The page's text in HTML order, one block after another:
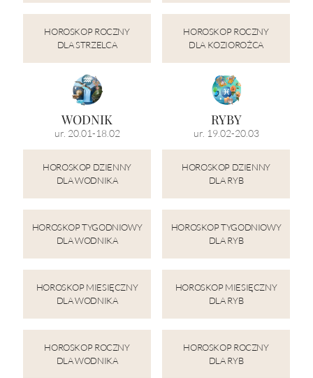
konkretnego dnia. Tak więc zapobieżenie
spełnieniu się złej wróżby wymaga raczej
odpowiedzi na pytanie: co ja mogę w sobie
zmienić by pewne możliwe zdarzenia nigdy
się nie spełniły.
HOROSKOP ROCZNY
DLA STRZELCA
HOROSKOP ROCZNY
DLA KOZIOROŻCA
WODNIK
ur. 20.01-18.02
HOROSKOP DZIENNY
DLA WODNIKA
HOROSKOP TYGODNIOWY
DLA WODNIKA
HOROSKOP MIESIĘCZNY
DLA WODNIKA
HOROSKOP ROCZNY
DLA WODNIKA
RYBY
ur. 19.02-20.03
HOROSKOP DZIENNY
DLA RYB
HOROSKOP TYGODNIOWY
DLA RYB
HOROSKOP MIESIĘCZNY
DLA RYB
HOROSKOP ROCZNY
DLA RYB